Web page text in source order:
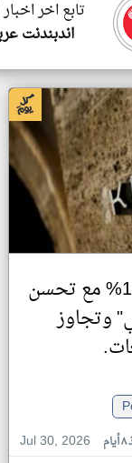
تابع اخر
اندبندنت
"كيرينج" يقفز 14% مع تحسن
وتجاوز
Jul 30, 2026